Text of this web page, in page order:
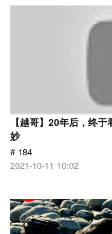
【越哥】20年后，终
妙
# 184
2021-10-11 10:02